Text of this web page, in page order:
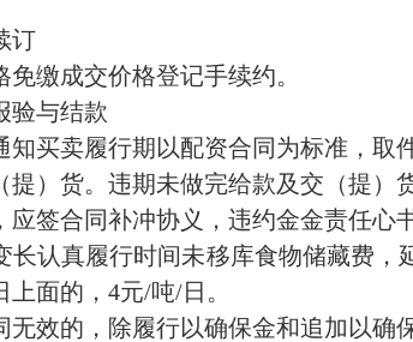
订
免缴成交价格登记手续约。
验与结款
知买卖履行期以配资合同为标准 ，取
提）货。违期未做完给款及交（提）
应签合同补冲协义，违约金金责任
长认真履行时间未移库食物储藏费
上面的，4元/吨/日。
无效的，除履行以确保金和追加以确